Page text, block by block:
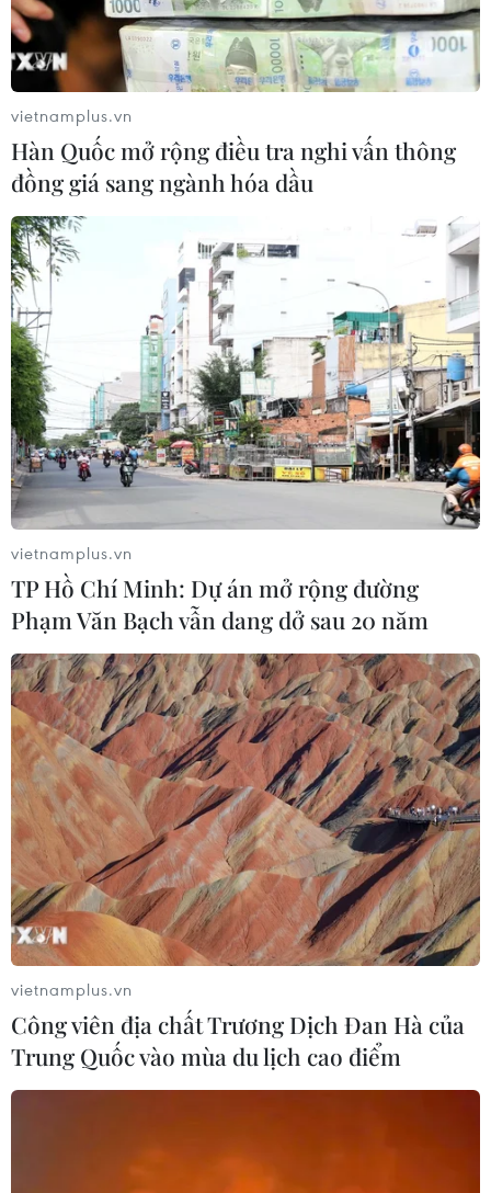
vietnamplus.vn
Hàn Quốc mở rộng điều tra nghi vấn thông
đồng giá sang ngành hóa dầu
vietnamplus.vn
TP Hồ Chí Minh: Dự án mở rộng đường
Phạm Văn Bạch vẫn dang dở sau 20 năm
vietnamplus.vn
Công viên địa chất Trương Dịch Đan Hà của
Trung Quốc vào mùa du lịch cao điểm